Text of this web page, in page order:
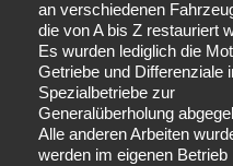
an verschiedenen
die von A bis Z restauriert
Es wurden lediglich die
Getriebe und Differenziale
Spezialbetriebe zur
Generalüberholung
Alle anderen Arbeiten
werden im eigenen Betrieb